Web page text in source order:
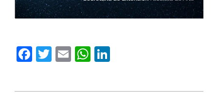
Facebook
Twitter
EmailWhatsApp